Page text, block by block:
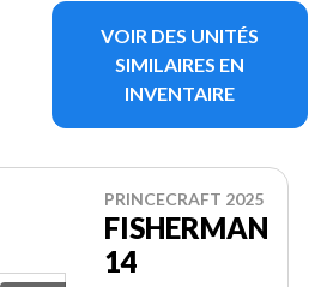
VOIR DES UNITÉS
SIMILAIRES EN
INVENTAIRE
PRINCECRAFT 2025
FISHERMAN
14